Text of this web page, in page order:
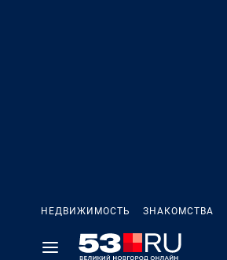
НЕДВИЖИМОСТЬ ЗНАКОМСТВА